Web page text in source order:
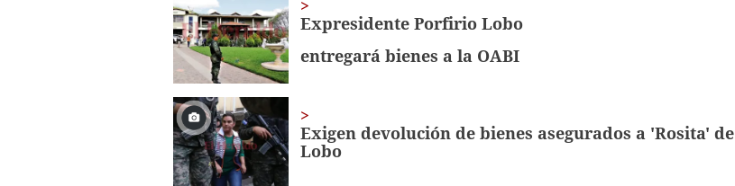
Expresidente Porfirio Lobo
entregará bienes a la OABI
Exigen devolución de bienes asegurados a 'Rosita' de
Lobo